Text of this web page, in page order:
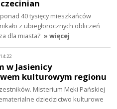
40 tysięcy mieszkańców
z ubiegłorocznych obliczeń
dla miasta? » więcej
w Jasienicy
kulturowym regionu
Misterium Męki Pańskiej
dziedzictwo kulturowe